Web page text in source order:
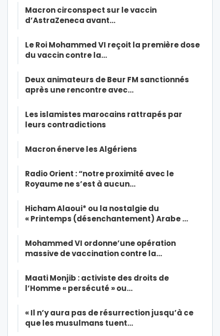
Macron circonspect sur le vaccin
d’AstraZeneca avant…
Le Roi Mohammed VI reçoit la première dose
du vaccin contre la…
Deux animateurs de Beur FM sanctionnés
après une rencontre avec…
Les islamistes marocains rattrapés par
leurs contradictions
Macron énerve les Algériens
Radio Orient : “notre proximité avec le
Royaume ne s’est à aucun…
Hicham Alaoui* ou la nostalgie du
« Printemps (désenchantement) Arabe …
Mohammed VI ordonne’une opération
massive de vaccination contre la…
Maati Monjib : activiste des droits de
l’Homme « persécuté » ou…
« Il n’y aura pas de résurrection jusqu’à ce
que les musulmans tuent…